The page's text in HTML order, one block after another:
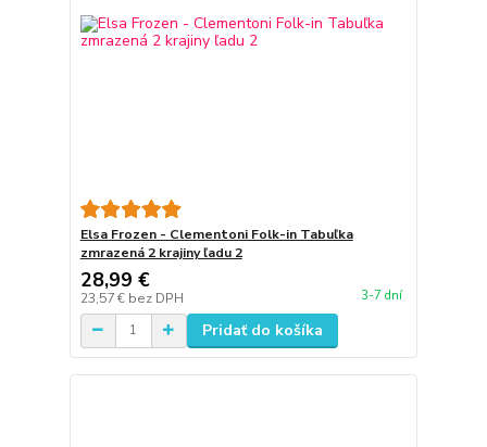
Elsa Frozen - Clementoni Folk-in Tabuľka
zmrazená 2 krajiny ľadu 2
28,99 €
23,57 € bez DPH 3-7 dní
Pridať do košíka